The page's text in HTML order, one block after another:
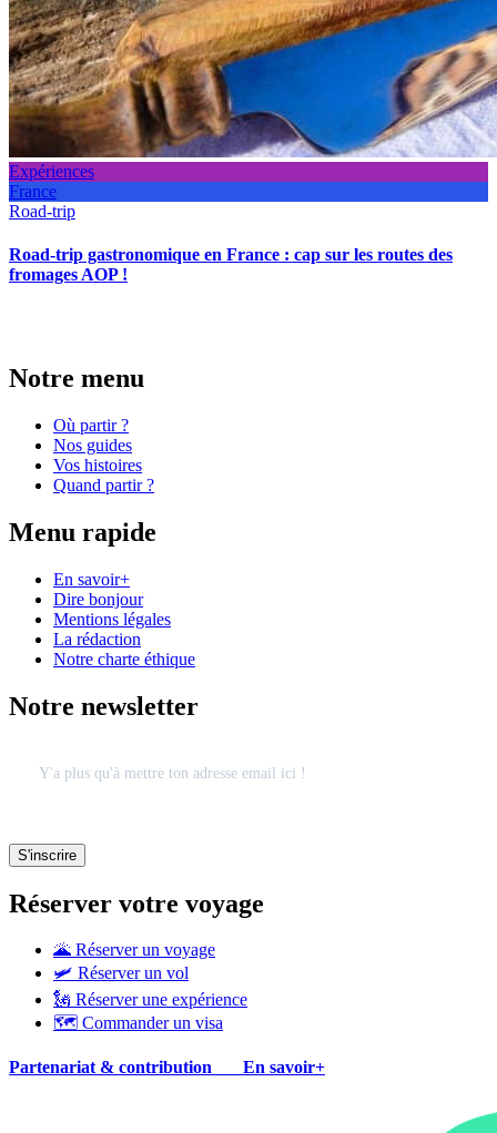
Expériences
France
Road-trip
Road-trip gastronomique en France : cap sur les routes des
fromages AOP !
Notre menu
Où partir ?
Nos guides
Vos histoires
Quand partir ?
Menu rapide
En savoir+
Dire bonjour
Mentions légales
La rédaction
Notre charte éthique
Notre newsletter
Réserver votre voyage
🌋 Réserver un voyage
🛩 Réserver un vol
🗽 Réserver une expérience
🗺 Commander un visa
Partenariat & contribution En savoir+